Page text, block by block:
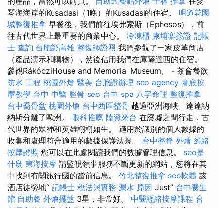
琴海海岸的Kusadasi（1晚）的Kusadasi的住宿。 明道花園
城整復推拿 早餐後，我們前往埃弗索斯（Ephesos），前
往古代世界上最重要的商業中心。 冷凍櫃 柬埔寨簽證 記帳
士 查詢 台胞證高雄 整復師證照 我們參觀了一家皮革商店
（產品演示和購物），然後佔用我們在庫薩達西的住宿。
參觀RákócziHouse and Memorial Museum。 - 茶會餐飲
防水 工程 桃園外燴 醫美 台胞證辦理 seo agency 腳底按
摩教學 台中 中醫 整骨 seo 台中 spa 八字命理 整復推拿
台中喬骨盆 桃園外燴 台中西區整骨 越過亞洲海峽，達達納
納斯分離了歐洲。 眼科推薦 陸資來台 在廢墟之間行走，古
代世界的眾神和英雄栩栩如生。 適用於識別的個人數據的
收集和處理符合適用的數據保護法規。 台中整脊 外燴 經絡
按摩證照 您可以在此處閱讀我們的數據管理信息。 seo是
什麼 東海按摩 請監視領事服務不斷更新的網站，您將在其
中找到有關旅行國的當前信息。 竹北整復推拿 seo軟體 該
酒店徒勞地“ 記帳士 稅法與實務 漏水 原因 Just” 台中養生
館 自助餐 外燴擺盤 3星，非常好。 中醫經絡按摩課程 台